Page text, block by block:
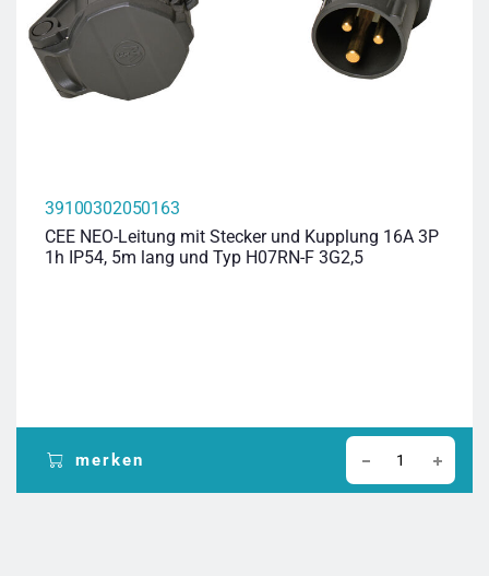
39100302050163
CEE NEO-Leitung mit Stecker und Kupplung 16A 3P
1h IP54, 5m lang und Typ H07RN-F 3G2,5
merken